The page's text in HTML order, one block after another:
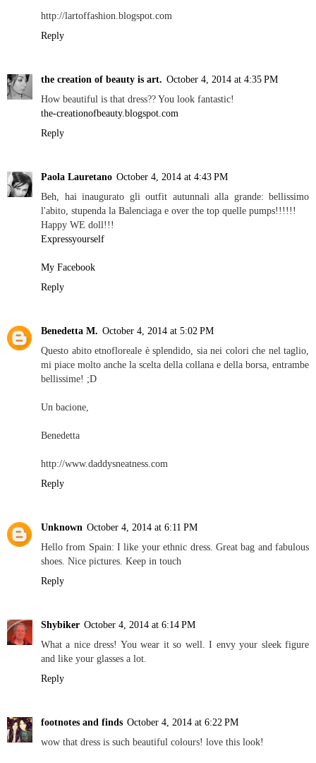
http://lartoffashion.blogspot.com
Reply
the creation of beauty is art. October 4, 2014 at 4:35 PM
How beautiful is that dress?? You look fantastic!
the-creationofbeauty.blogspot.com
Reply
Paola Lauretano October 4, 2014 at 4:43 PM
Beh, hai inaugurato gli outfit autunnali alla grande: bellissimo
l'abito, stupenda la Balenciaga e over the top quelle pumps!!!!!!
Happy WE doll!!!
Expressyourself
My Facebook
Reply
Benedetta M. October 4, 2014 at 5:02 PM
Questo abito etnofloreale è splendido, sia nei colori che nel taglio,
mi piace molto anche la scelta della collana e della borsa, entrambe
bellissime! ;D
Un bacione,
Benedetta
http://www.daddysneatness.com
Reply
Unknown October 4, 2014 at 6:11 PM
Hello from Spain: I like your ethnic dress. Great bag and fabulous
shoes. Nice pictures. Keep in touch
Reply
Shybiker October 4, 2014 at 6:14 PM
What a nice dress! You wear it so well. I envy your sleek figure
and like your glasses a lot.
Reply
footnotes and finds October 4, 2014 at 6:22 PM
wow that dress is such beautiful colours! love this look!